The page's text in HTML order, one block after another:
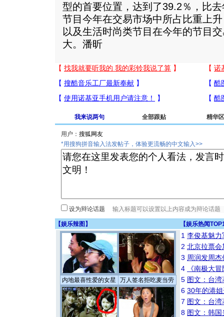
型的首要位置，达到了39.2％，比
节目今年在交易市场中所占比重上
以及生活时尚类节目在今年的节目
大。潘昕
我来说两句 全部跟贴 精华区
用户：
*用搜狗拼音输入法发帖子，体验更流畅的中文输入>>
设为辩论话题
【娱乐辣图 】 【娱乐热闻
内地最喜性爱的女星 万人签名拒吃麦当劳
1 李俊基魅力
2 北京拉票
3 周润发周
4
《南极大
5 图文：台
6 30年的港
7 图文：台
8 图文：韩